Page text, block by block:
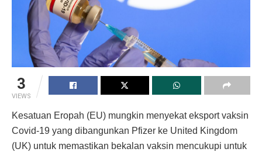
3
VIEWS
Kesatuan Eropah (EU) mungkin menyekat eksport vaksin
Covid-19 yang dibangunkan Pfizer ke United Kingdom
(UK) untuk memastikan bekalan vaksin mencukupi untuk